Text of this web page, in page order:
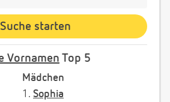
Vornamen Top 5
Mädchen
1. Sophia